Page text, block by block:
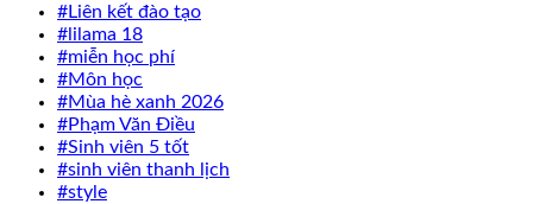
#Liên kết đào tạo
#lilama 18
#miễn học phí
#Môn học
#Mùa hè xanh 2026
#Phạm Văn Điều
#Sinh viên 5 tốt
#sinh viên thanh lịch
#style